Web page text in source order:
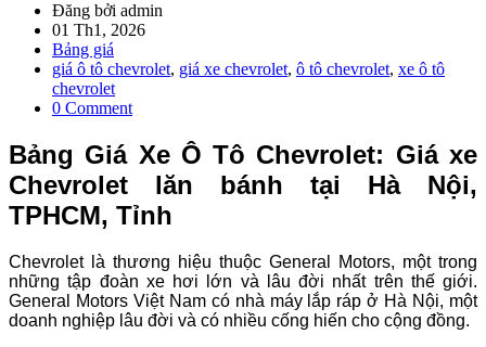
Đăng bởi admin
01 Th1, 2026
Bảng giá
giá ô tô chevrolet, giá xe chevrolet, ô tô chevrolet, xe ô tô
chevrolet
0 Comment
Bảng Giá Xe Ô Tô Chevrolet: Giá xe
Chevrolet lăn bánh tại Hà Nội,
TPHCM, Tỉnh
Chevrolet là thương hiệu thuộc General Motors, một trong
những tập đoàn xe hơi lớn và lâu đời nhất trên thế giới.
General Motors Việt Nam có nhà máy lắp ráp ở Hà Nội, một
doanh nghiệp lâu đời và có nhiều cống hiến cho cộng đồng.